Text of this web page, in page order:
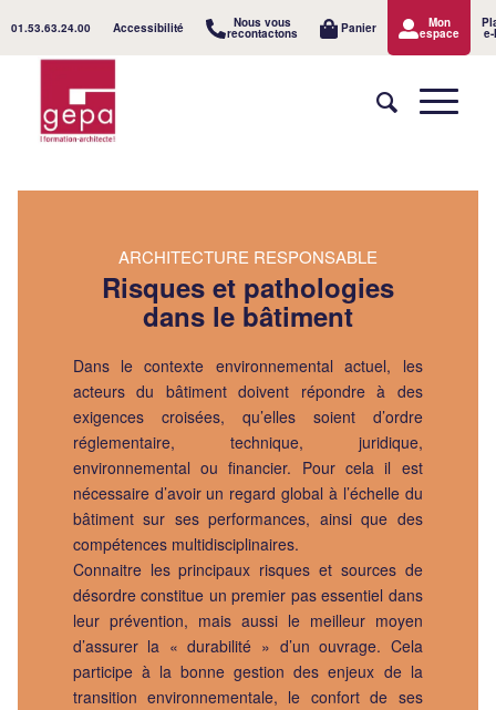
01.53.63.24.00 Accessibilité Nous vous
recontactons Panier Mon
espace
ARCHITECTURE RESPONSABLE
Risques et pathologies
dans le bâtiment
Dans le contexte environnemental actuel, les
acteurs du bâtiment doivent répondre à des
exigences croisées, qu’elles soient d’ordre
réglementaire, technique, juridique,
environnemental ou financier. Pour cela il est
nécessaire d’avoir un regard global à l’échelle du
bâtiment sur ses performances, ainsi que des
compétences multidisciplinaires.
Connaitre les principaux risques et sources de
désordre constitue un premier pas essentiel dans
leur prévention, mais aussi le meilleur moyen
d’assurer la « durabilité » d’un ouvrage. Cela
participe à la bonne gestion des enjeux de la
transition environnementale, le confort de ses